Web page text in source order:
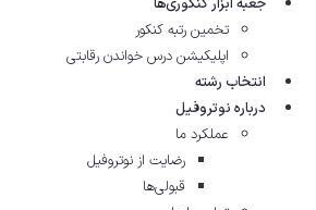
جعبه ابزار کنکوری‌ها
تخمین رتبه کنکور
اپلیکیشن درس خواندن رقابتی
انتخاب رشته
درباره نوتروفیل
عملکرد ما
رضایت از نوتروفیل
قبولی‌ها